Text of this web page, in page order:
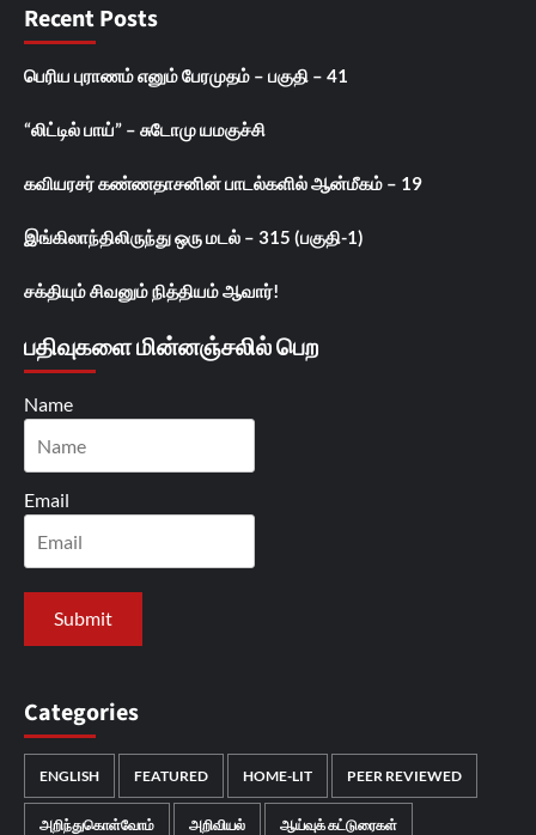
Recent Posts
பெரிய புராணம் எனும் பேரமுதம் – பகுதி – 41
“லிட்டில் பாய்” – சுடோமு யமகுச்சி
கவியரசர் கண்ணதாசனின் பாடல்களில் ஆன்மீகம் – 19
இங்கிலாந்திலிருந்து ஒரு மடல் – 315 (பகுதி-1)
சக்தியும் சிவனும் நித்தியம் ஆவார்!
பதிவுகளை மின்னஞ்சலில் பெற
Name
Email
Categories
ENGLISH FEATURED HOME-LIT PEER REVIEWED
அறிந்துகொள்வோம் அறிவியல் ஆய்வுக் கட்டுரைகள்